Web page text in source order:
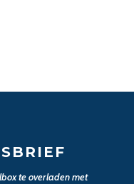
te overladen met